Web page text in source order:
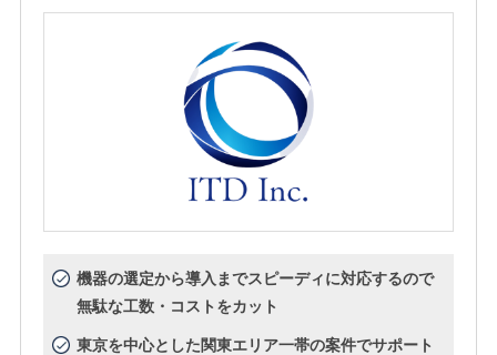
機器の選定から導入までスピーディに対応するので
無駄な工数・コストをカット
東京を中心とした関東エリア一帯の案件でサポート